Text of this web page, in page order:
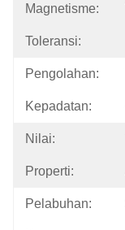
Magnetisme:
Toleransi:
Pengolahan:
Kepadatan:
Nilai:
Properti:
Pelabuhan: